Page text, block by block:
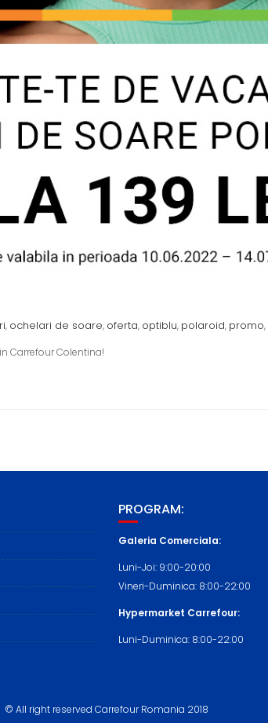
, ochelari de soare, oferta, optiblu, polaroid, promo,
Carrefour Colentina!
PROGRAM:
Galeria Comerciala:
Luni-Joi: 9:00-20:00
Vineri-Duminica: 8:00-22:00
Hypermarket Carrefour:
Luni-Duminica: 8:00-22:00
© All right reserved Carrefour Romania 2018